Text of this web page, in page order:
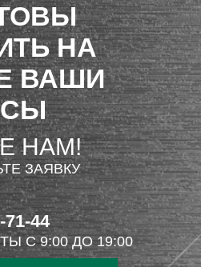
НА
ВАШИ
НАМ!
ЗАЯВКУ
71-44
С 9:00 ДО 19:00